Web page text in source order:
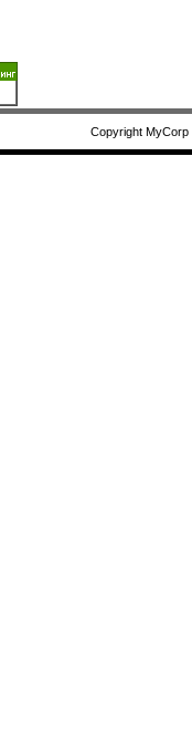
Copyright MyCorp